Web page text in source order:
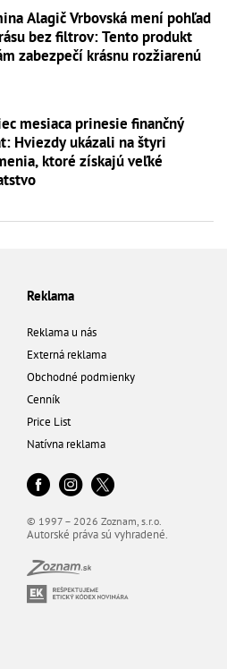
Alagič Vrbovská mení pohľad
bez filtrov: Tento produkt
zabezpečí krásnu rozžiarenú
mesiaca prinesie finančný
Hviezdy ukázali na štyri
ktoré získajú veľké
Reklama
Reklama u nás
Externá reklama
Obchodné podmienky
Cenník
Price List
Natívna reklama
© 1997 – 2026 Zoznam, s.r.o.
Autorské práva sú vyhradené.